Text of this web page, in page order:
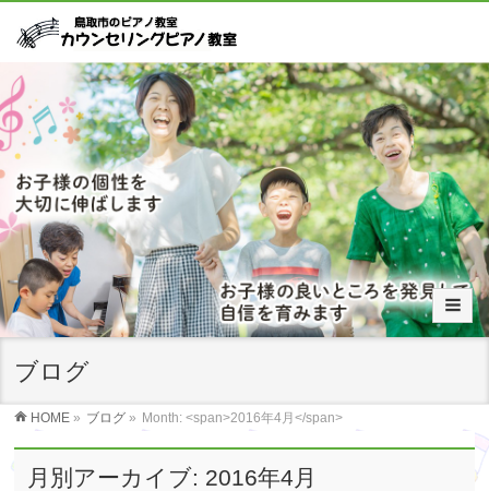
ブログ
HOME » ブログ » Month: <span>2016年4月</span>
月別アーカイブ: 2016年4月